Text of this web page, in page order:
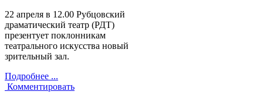
22 апреля в 12.00 Рубцовский
драматический театр (РДТ)
презентует поклонникам
театрального искусства новый
зрительный зал.
Подробнее ...
Комментировать